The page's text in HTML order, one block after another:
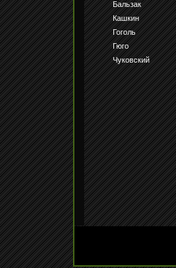
Бальзак
Кашкин
Гоголь
Гюго
Чуковский